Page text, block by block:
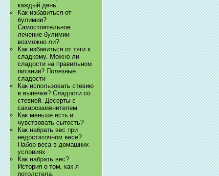
каждый день
Как избавиться от
булимии?
Самостоятельное
лечение булимии -
возможно ли?
Как избавиться от тяги к
сладкому. Можно ли
сладости на правильном
питании? Полезные
сладости
Как использовать стевию
в выпечке? Сладости со
стевией. Десерты с
сахарозаменителем
Как меньше есть и
чувствовать сытость?
Как набрать вес при
недостаточном весе?
Набор веса в домашних
условиях
Как набрать вес?
История о том, как я
потолстела.